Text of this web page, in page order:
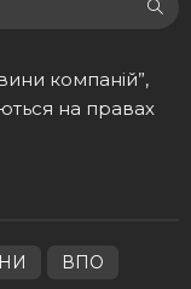
компаній”,
на правах
ВПО